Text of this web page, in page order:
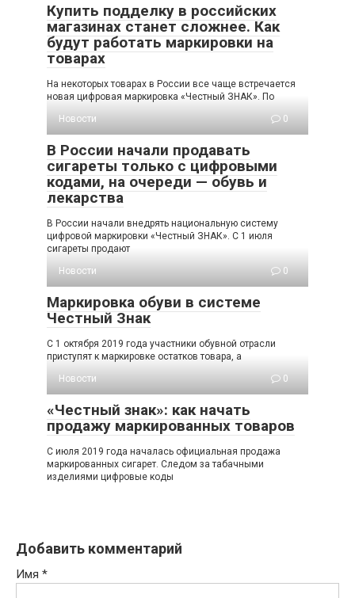
Купить подделку в российских
магазинах станет сложнее. Как
будут работать маркировки на
товарах
На некоторых товарах в России все чаще встречается
новая цифровая маркировка «Честный ЗНАК». По
Новости
0
В России начали продавать
сигареты только с цифровыми
кодами, на очереди — обувь и
лекарства
В России начали внедрять национальную систему
цифровой маркировки «Честный ЗНАК». С 1 июля
сигареты продают
Новости
0
Маркировка обуви в системе
Честный Знак
С 1 октября 2019 года участники обувной отрасли
приступят к маркировке остатков товара, а
Новости
0
«Честный знак»: как начать
продажу маркированных товаров
С июля 2019 года началась официальная продажа
маркированных сигарет. Следом за табачными
изделиями цифровые коды
Добавить комментарий
Имя *